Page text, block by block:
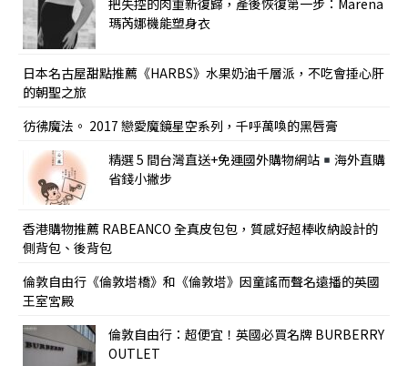
把失控的肉重新復歸，產後恢復第一步：Marena
瑪芮娜機能塑身衣
日本名古屋甜點推薦《HARBS》水果奶油千層派，不吃會捶心肝
的朝聖之旅
彷彿魔法。 2017 戀愛魔鏡星空系列，千呼萬喚的黑唇膏
精選 5 間台灣直送+免運國外購物網站
海外直購
省錢小撇步
香港購物推薦 RABEANCO 全真皮包包，質感好超棒收納設計的
側背包、後背包
倫敦自由行《倫敦塔橋》和《倫敦塔》因童謠而聲名遠播的英國
王室宮殿
倫敦自由行：超便宜！英國必買名牌 BURBERRY
OUTLET